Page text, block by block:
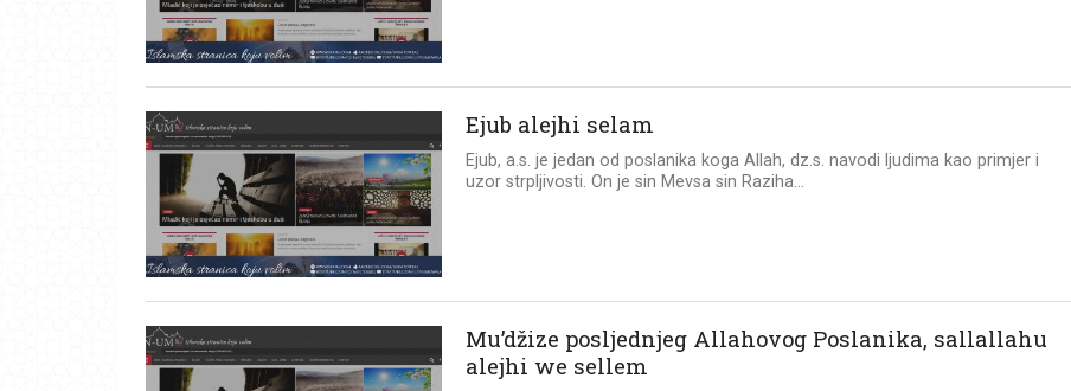
Ejub alejhi selam
Ejub, a.s. je jedan od poslanika koga Allah, dz.s. navodi ljudima kao primjer i
uzor strpljivosti. On je sin Mevsa sin Raziha...
Mu’džize posljednjeg Allahovog Poslanika, sallallahu
alejhi we sellem